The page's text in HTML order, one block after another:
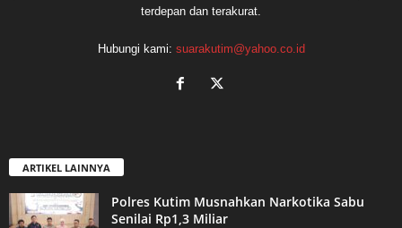
terdepan dan terakurat.
Hubungi kami: suarakutim@yahoo.co.id
ARTIKEL LAINNYA
Polres Kutim Musnahkan Narkotika Sabu
Senilai Rp1,3 Miliar